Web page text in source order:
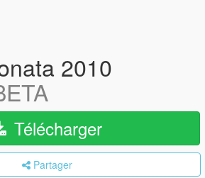
2010
Télécharger
Partager